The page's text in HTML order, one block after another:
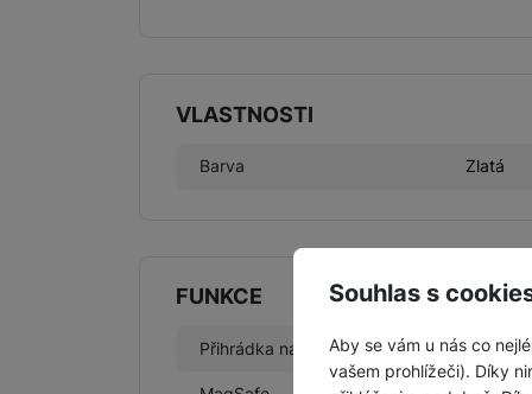
Souhlas s
Aby se vám u nás co
vašem prohlížeči). Díky
VLASTNOSTI
Barva Zlatá
FUNKCE
Přihrádka na kreditku Ne